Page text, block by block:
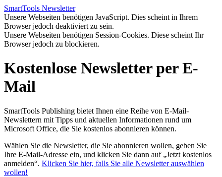
SmartTools Newsletter
Unsere Webseiten benötigen JavaScript. Dies scheint in Ihrem
Browser jedoch deaktiviert zu sein.
Unsere Webseiten benötigen Session-Cookies. Diese scheint Ihr
Browser jedoch zu blockieren.
Kostenlose Newsletter perE-
Mail
SmartTools Publishing bietet Ihnen eine Reihe von E-Mail-
Newslettern mit Tipps und aktuellen Informationen rund um
Microsoft Office, die Sie kostenlos abonnieren können.
Wählen Sie die Newsletter, die Sie abonnieren wollen, geben Sie
Ihre E-Mail-Adresse ein, und klicken Sie dann auf „Jetzt kostenlos
anmelden“. Klicken Sie hier, falls Sie alle Newsletterauswählen
wollen!